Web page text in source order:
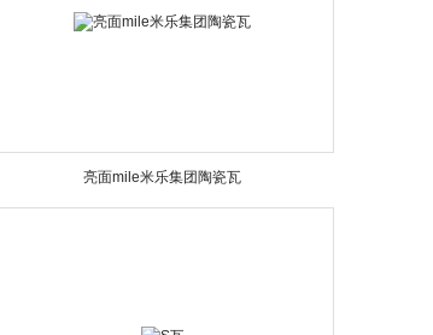
亮面mile米乐集团陶瓷瓦